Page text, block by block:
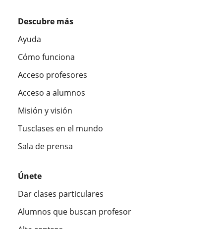
Descubre más
Ayuda
Cómo funciona
Acceso profesores
Acceso a alumnos
Misión y visión
Tusclases en el mundo
Sala de prensa
Únete
Dar clases particulares
Alumnos que buscan profesor